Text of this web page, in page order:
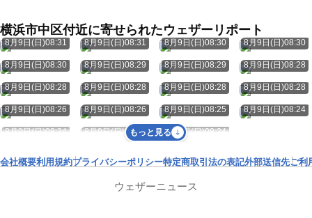
横浜市中区付近に寄せられたウェザーリポート
8月9日(日)08:31 8月9日(日)08:31 8月9日(日)08:30 8月9日(日)08:30
8月9日(日)08:30 8月9日(日)08:29 8月9日(日)08:29 8月9日(日)08:28
8月9日(日)08:28 8月9日(日)08:28 8月9日(日)08:28 8月9日(日)08:28
8月9日(日)08:26 8月9日(日)08:26 8月9日(日)08:25 8月9日(日)08:24
8月9日(日)08:24 8月9日(日)08:24 8月9日(日)08:24
もっと見る
会社概要利用規約プライバシーポリシー特定商取引法の表記外部送信先ご利
ウェザーニュース